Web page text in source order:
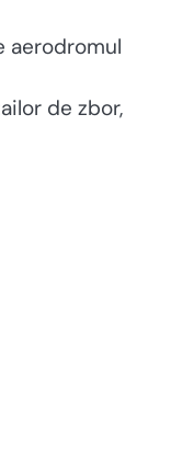
aerodromul
de zbor,